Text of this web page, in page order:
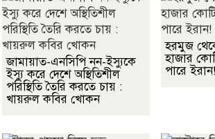
জামায়াত-এনসিপি নন-ইস্যুকে
ইস্যু করে দেশে অস্থিতিশীল
পরিস্থিতি তৈরি করতে চায় :
খায়রুল কবির খোকন
হরমুজ
হাজার
পারে ইরান!